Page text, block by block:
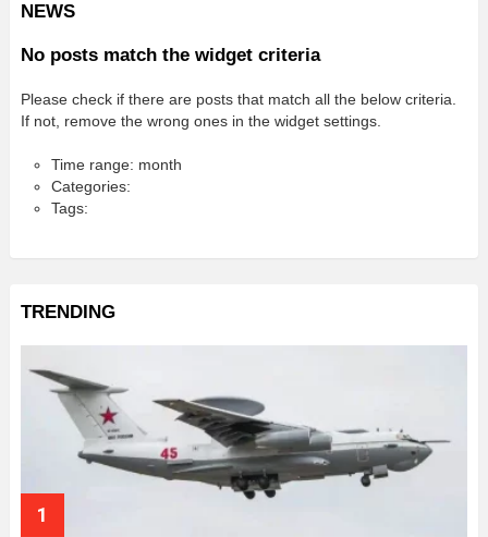
NEWS
No posts match the widget criteria
Please check if there are posts that match all the below criteria.
If not, remove the wrong ones in the widget settings.
Time range: month
Categories:
Tags:
TRENDING